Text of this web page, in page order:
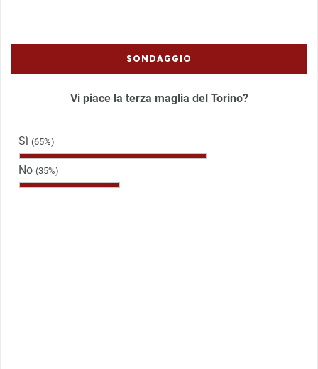
SONDAGGIO
Vi piace la terza maglia del Torino?
Sì (65%)
No (35%)